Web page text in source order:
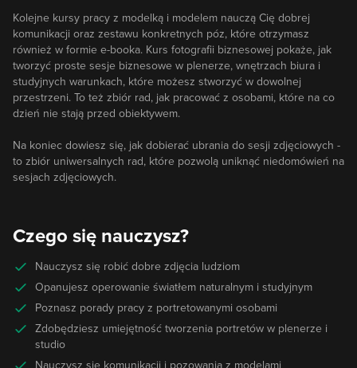
Kolejne kursy pracy z modelką i modelem nauczą Cię dobrej
komunikacji oraz zestawu konkretnych póz, które otrzymasz
również w formie e-booka. Kurs fotografii biznesowej pokaże, jak
tworzyć proste sesje biznesowe w plenerze, wnętrzach biura i
studyjnych warunkach, które możesz stworzyć w dowolnej
przestrzeni. To też zbiór rad, jak pracować z osobami, które na co
dzień nie stają przed obiektywem.
Na koniec dowiesz się, jak dobierać ubrania do sesji zdjęciowych -
to zbiór uniwersalnych rad, które pozwolą uniknąć niedomówień na
sesjach zdjęciowych.
Czego się nauczysz?
Nauczysz się robić dobre zdjęcia ludziom
Opanujesz operowanie światłem naturalnym i studyjnym
Poznasz porady pracy z portretowanymi osobami
Zdobędziesz umiejętność tworzenia portretów w plenerze i
studio
Nauczysz się komunikacji i pozowania z modelami